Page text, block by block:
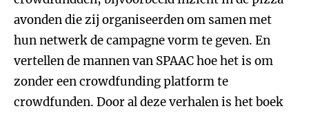
avonden die zij organiseerden om samen met
hun netwerk de campagne vorm te geven. En
vertellen de mannen van SPAAC hoe het is om
zonder een crowdfunding platform te
crowdfunden. Door al deze verhalen is het boek